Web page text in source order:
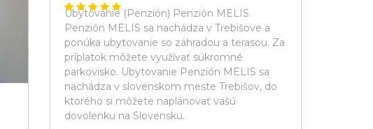
Ubytovanie (Penzión) Penzión MELIS.
Penzión MELIS sa nachádza v Trebišove a
ponúka ubytovanie so záhradou a terasou. Za
príplatok môžete využívať súkromné
parkovisko. Ubytovanie Penzión MELIS sa
nachádza v slovenskom meste Trebišov, do
ktorého si môžete naplánovať vašú
dovolenku na Slovensku.